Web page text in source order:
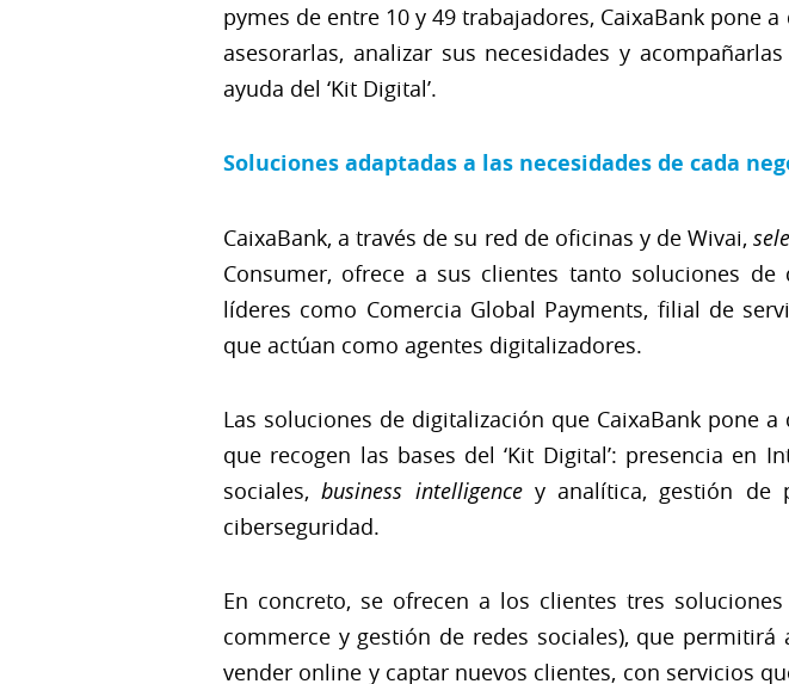
pymes de entre 10 y 49 trabajadores, CaixaBank pone
asesorarlas, analizar sus necesidades y
ayuda del ‘Kit Digital’.
Soluciones adaptadas a las necesidades de cada
CaixaBank, a través de su red de oficinas y de Wivai,
Consumer, ofrece a sus clientes tanto soluciones
líderes como Comercia Global Payments, filial de
que actúan como agentes digitalizadores.
Las soluciones de digitalización que CaixaBank pone
que recogen las bases del ‘Kit Digital’: presencia en
sociales,business intelligencey analítica, gestión de
ciberseguridad.
En concreto, se ofrecen a los clientes tres
commerce y gestión de redes sociales), que
vender online y captar nuevos clientes, con servicios